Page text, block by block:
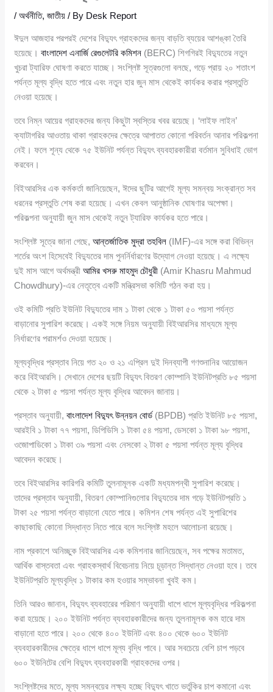
/অর্থনীতি,জাতীয় / By Desk Report
ঈদুল আজহার পরপরই দেশের বিদ্যুৎ গ্রাহকদের জন্য বাড়তি ব্যয়ের আশঙ্কা তৈরি
হয়েছে।বাংলাদেশ এনার্জি রেগুলেটরি কমিশন (BERC) শিগগিরই বিদ্যুতের নতুন
খুচরা ট্যারিফ ঘোষণা করতে যাচ্ছে। সংশ্লিষ্ট সূত্রগুলো বলছে, গড়ে প্রায় ২০ শতাংশ
পর্যন্ত মূল্য বৃদ্ধি হতে পারে এবং নতুন হার জুন মাস থেকেই কার্যকর করার প্রস্তুতি
নেওয়া হয়েছে।
তবে নিম্ন আয়ের গ্রাহকদের জন্য কিছুটা স্বস্তির খবর রয়েছে। ‘লাইফ লাইন’
ক্যাটাগরির আওতায় থাকা গ্রাহকদের ক্ষেত্রে আপাতত কোনো পরিবর্তন আনার পরিকল্পনা
নেই। ফলে শূন্য থেকে ৭৫ ইউনিট পর্যন্ত বিদ্যুৎ ব্যবহারকারীরা বর্তমান সুবিধাই ভোগ
করবেন।
বিইআরসির এক কর্মকর্তা জানিয়েছেন, ঈদের ছুটির আগেই মূল্য সমন্বয় সংক্রান্ত সব
ধরনের প্রস্তুতি শেষ করা হয়েছে। এখন কেবল আনুষ্ঠানিক ঘোষণার অপেক্ষা।
পরিকল্পনা অনুযায়ী জুন মাস থেকেই নতুন ট্যারিফ কার্যকর হতে পারে।
সংশ্লিষ্ট সূত্রে জানা গেছে,আন্তর্জাতিক মুদ্রা তহবিল (IMF)-এর সঙ্গে করা বিভিন্ন
শর্তের অংশ হিসেবেই বিদ্যুতের দাম পুনর্নির্ধারণের উদ্যোগ নেওয়া হয়েছে। এ লক্ষ্যে
দুই মাস আগে অর্থমন্ত্রীআমির খসরু মাহমুদ চৌধুরী (Amir Khasru Mahmud
Chowdhury)-এর নেতৃত্বে একটি মন্ত্রিসভা কমিটি গঠন করা হয়।
ওই কমিটি প্রতি ইউনিট বিদ্যুতের দাম ১ টাকা থেকে ১ টাকা ৫০ পয়সা পর্যন্ত
বাড়ানোর সুপারিশ করেছে। একই সঙ্গে নিয়ম অনুযায়ী বিইআরসির মাধ্যমে মূল্য
নির্ধারণের পরামর্শও দেওয়া হয়েছে।
মূল্যবৃদ্ধির প্রস্তাব নিয়ে গত ২০ ও ২১ এপ্রিল দুই দিনব্যাপী গণশুনানির আয়োজন
করে বিইআরসি। সেখানে দেশের ছয়টি বিদ্যুৎ বিতরণ কোম্পানি ইউনিটপ্রতি ৮৫ পয়সা
থেকে ২ টাকা ৫ পয়সা পর্যন্ত মূল্য বৃদ্ধির আবেদন জানায়।
প্রস্তাব অনুযায়ী,বাংলাদেশ বিদ্যুৎ উন্নয়ন বোর্ড(BPDB) প্রতি ইউনিট ৮৫ পয়সা,
আরইবি ১ টাকা ৭৭ পয়সা, ডিপিডিসি ১ টাকা ৫৪ পয়সা, ডেসকো ১ টাকা ৯৮ পয়সা,
ওজোপাডিকো ১ টাকা ৩৯ পয়সা এবং নেসকো ২ টাকা ৫ পয়সা পর্যন্ত মূল্য বৃদ্ধির
আবেদন করেছে।
তবে বিইআরসির কারিগরি কমিটি তুলনামূলক একটি মধ্যমপন্থী সুপারিশ করেছে।
তাদের প্রস্তাব অনুযায়ী, বিতরণ কোম্পানিগুলোর বিদ্যুতের দাম গড়ে ইউনিটপ্রতি ১
টাকা ২৫ পয়সা পর্যন্ত বাড়ানো যেতে পারে। কমিশন শেষ পর্যন্ত এই সুপারিশের
কাছাকাছি কোনো সিদ্ধান্ত নিতে পারে বলে সংশ্লিষ্ট মহলে আলোচনা রয়েছে।
নাম প্রকাশে অনিচ্ছুক বিইআরসির এক কমিশনার জানিয়েছেন, সব পক্ষের মতামত,
আর্থিক বাস্তবতা এবং গ্রাহকস্বার্থ বিবেচনায় নিয়ে চূড়ান্ত সিদ্ধান্ত নেওয়া হবে। তবে
ইউনিটপ্রতি মূল্যবৃদ্ধি ১ টাকার কম হওয়ার সম্ভাবনা খুবই কম।
তিনি আরও জানান, বিদ্যুৎ ব্যবহারের পরিমাণ অনুযায়ী ধাপে ধাপে মূল্যবৃদ্ধির পরিকল্পনা
করা হয়েছে। ২০০ ইউনিট পর্যন্ত ব্যবহারকারীদের জন্য তুলনামূলক কম হারে দাম
বাড়ানো হতে পারে। ২০০ থেকে ৪০০ ইউনিট এবং ৪০০ থেকে ৬০০ ইউনিট
ব্যবহারকারীদের ক্ষেত্রে ধাপে ধাপে মূল্য বৃদ্ধি পাবে। আর সবচেয়ে বেশি চাপ পড়বে
৬০০ ইউনিটের বেশি বিদ্যুৎ ব্যবহারকারী গ্রাহকদের ওপর।
সংশ্লিষ্টদের মতে, মূল্য সমন্বয়ের লক্ষ্য হচ্ছে বিদ্যুৎ খাতে ভর্তুকির চাপ কমানো এবং